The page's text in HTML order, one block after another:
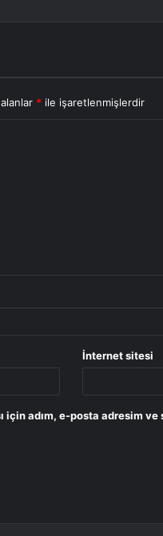
* ile işaretlenmişlerdir
İnternet sitesi
için adım, e-posta adresim ve